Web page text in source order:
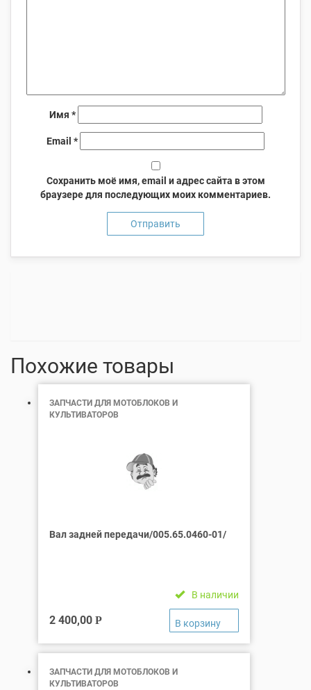
Имя *
Email *
Сохранить моё имя, email и адрес сайта в этом
браузере для последующих моих комментариев.
Похожие товары
ЗАПЧАСТИ ДЛЯ МОТОБЛОКОВ И
КУЛЬТИВАТОРОВ
Вал задней передачи/005.65.0460-01/
В наличии
2 400,00 Р
ЗАПЧАСТИ ДЛЯ МОТОБЛОКОВ И
КУЛЬТИВАТОРОВ